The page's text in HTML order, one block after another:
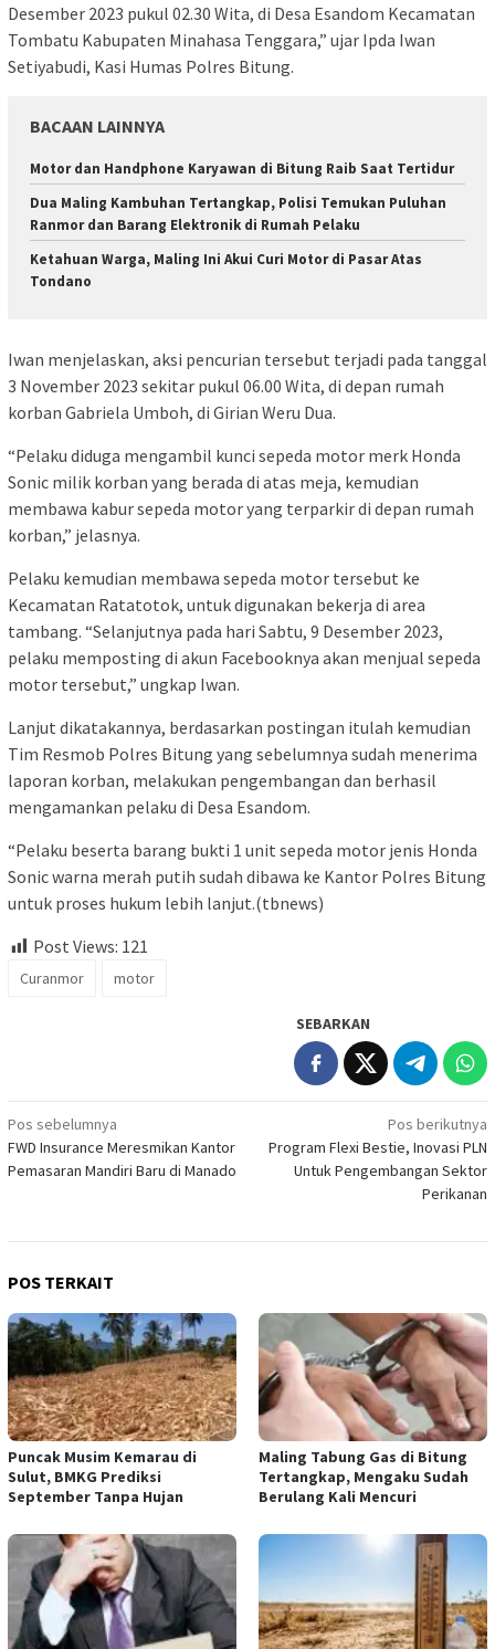
Desember 2023 pukul 02.30 Wita, di Desa Esandom Kecamatan
Tombatu Kabupaten Minahasa Tenggara,” ujar Ipda Iwan
Setiyabudi, Kasi Humas Polres Bitung.
BACAAN LAINNYA
Motor dan Handphone Karyawan di Bitung Raib Saat Tertidur
Dua Maling Kambuhan Tertangkap, Polisi Temukan Puluhan
Ranmor dan Barang Elektronik di Rumah Pelaku
Ketahuan Warga, Maling Ini Akui Curi Motor di Pasar Atas
Tondano
Iwan menjelaskan, aksi pencurian tersebut terjadi pada tanggal
3 November 2023 sekitar pukul 06.00 Wita, di depan rumah
korban Gabriela Umboh, di Girian Weru Dua.
“Pelaku diduga mengambil kunci sepeda motor merk Honda
Sonic milik korban yang berada di atas meja, kemudian
membawa kabur sepeda motor yang terparkir di depan rumah
korban,” jelasnya.
Pelaku kemudian membawa sepeda motor tersebut ke
Kecamatan Ratatotok, untuk digunakan bekerja di area
tambang. “Selanjutnya pada hari Sabtu, 9 Desember 2023,
pelaku memposting di akun Facebooknya akan menjual sepeda
motor tersebut,” ungkap Iwan.
Lanjut dikatakannya, berdasarkan postingan itulah kemudian
Tim Resmob Polres Bitung yang sebelumnya sudah menerima
laporan korban, melakukan pengembangan dan berhasil
mengamankan pelaku di Desa Esandom.
“Pelaku beserta barang bukti 1 unit sepeda motor jenis Honda
Sonic warna merah putih sudah dibawa ke Kantor Polres Bitung
untuk proses hukum lebih lanjut.(tbnews)
Post Views: 121
Curanmor motor
SEBARKAN
Navigasi
pos
Pos sebelumnya
FWD Insurance Meresmikan Kantor
Pemasaran Mandiri Baru di Manado
Pos berikutnya
Program Flexi Bestie, Inovasi PLN
Untuk Pengembangan Sektor
Perikanan
POS TERKAIT
Puncak Musim Kemarau di
Sulut, BMKG Prediksi
September Tanpa Hujan
Maling Tabung Gas di Bitung
Tertangkap, Mengaku Sudah
Berulang Kali Mencuri